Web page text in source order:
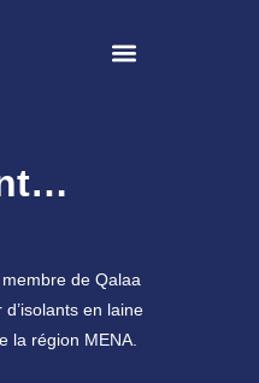
de Qalaa
en laine
la région MENA.